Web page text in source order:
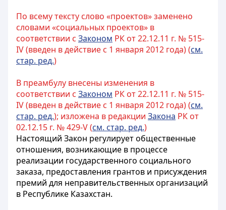
По всему тексту слово «проектов» заменено
словами «социальных проектов» в
соответствии с Законом РК от 22.12.11 г. № 515-
IV (введен в действие с 1 января 2012 года) (см.
стар. ред.)
В преамбулу внесены изменения в
соответствии с Законом РК от 22.12.11 г. № 515-
IV (введен в действие с 1 января 2012 года) (см.
стар. ред.); изложена в редакции Закона РК от
02.12.15 г. № 429-V (см. стар. ред.)
Настоящий Закон регулирует общественные
отношения, возникающие в процессе
реализации государственного социального
заказа, предоставления грантов и присуждения
премий для неправительственных организаций
в Республике Казахстан.